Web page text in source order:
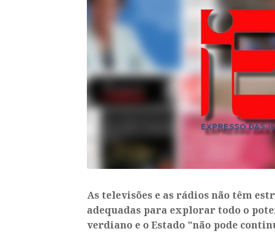
As televisões e as rádios não têm
adequadas para explorar todo o
verdiano e o Estado "não pode